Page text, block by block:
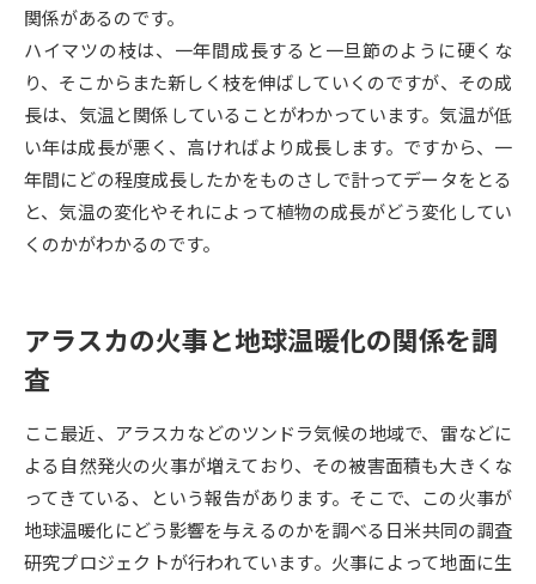
大学で学べる内容や特徴を調べる
新増設大学・学部・学科特集
国際・グローバルに強い大学特
データサイエンス特集 奨学金・特待生制度特集
デジタルパンフレット
（高3生用）
（高2生用）
SELFBRAND特集ページ
オープンキャンパスなどを調べる
オープンキャンパス検索 実施プログラムから探す
来場型・Web型イベント特集 夢ナビライブ
関係があるのです。
ハイマツの枝は、一年間成長すると一旦節のように硬くな
り、そこからまた新しく枝を伸ばしていくのですが、その成
長は、気温と関係していることがわかっています。気温が低
い年は成長が悪く、高ければより成長します。ですから、一
年間にどの程度成長したかをものさしで計ってデータをとる
と、気温の変化やそれによって植物の成長がどう変化してい
くのかがわかるのです。
アラスカの火事と地球温暖化の関係を調
査
ここ最近、アラスカなどのツンドラ気候の地域で、雷などに
よる自然発火の火事が増えており、その被害面積も大きくな
ってきている、という報告があります。そこで、この火事が
地球温暖化にどう影響を与えるのかを調べる日米共同の調査
研究プロジェクトが行われています。火事によって地面に生